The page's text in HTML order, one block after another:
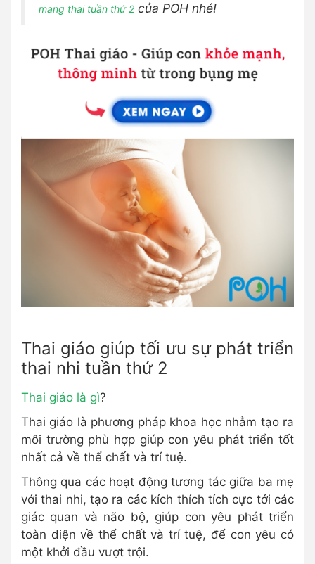
mang thai tuần thứ 2 của POH nhé!
Thai giáo giúp tối ưu sự phát triển
thai nhi tuần thứ 2
Thai giáo là gì?
Thai giáo là phương pháp khoa học nhằm tạo ra
môi trường phù hợp giúp con yêu phát triển tốt
nhất cả về thể chất và trí tuệ.
Thông qua các hoạt động tương tác giữa ba mẹ
với thai nhi, tạo ra các kích thích tích cực tới các
giác quan và não bộ, giúp con yêu phát triển
toàn diện về thể chất và trí tuệ, để con yêu có
một khởi đầu vượt trội.